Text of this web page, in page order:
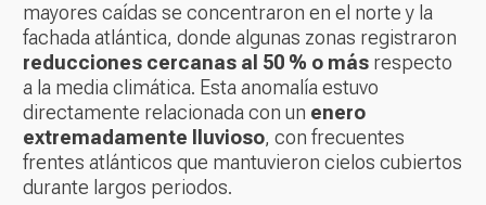
mayores caídas se concentraron en el norte y la
fachada atlántica, donde algunas zonas registraron
reducciones cercanas al 50 % o más respecto
a la media climática. Esta anomalía estuvo
directamente relacionada con un enero
extremadamente lluvioso, con frecuentes
frentes atlánticos que mantuvieron cielos cubiertos
durante largos periodos.